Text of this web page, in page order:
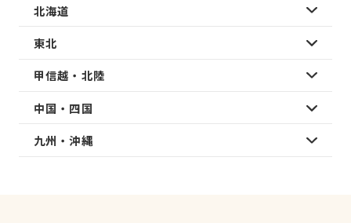
北海道
東北
甲信越・北陸
中国・四国
九州・沖縄